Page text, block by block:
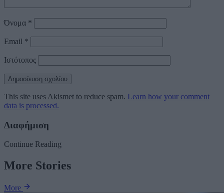
Όνομα *
Email *
Ιστότοπος
This site uses Akismet to reduce spam. Learn how your comment
data is processed.
Διαφήμιση
Continue Reading
More Stories
More